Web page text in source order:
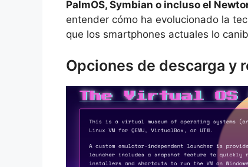
PalmOS, Symbian o incluso el
entender cómo ha evolucionado la
que los smartphones actuales lo
Opciones de descarga y